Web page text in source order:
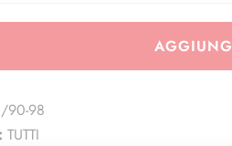
90-98
TUTTI